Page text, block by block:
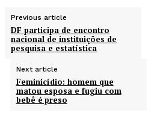
Previous article
DF participa de encontro
nacional de instituições de
pesquisa e estatística
Next article
Feminicídio: homem que
matou esposa e fugiu com
bebê é preso